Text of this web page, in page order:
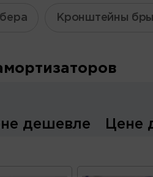
Кронштейны
дешевле Цене